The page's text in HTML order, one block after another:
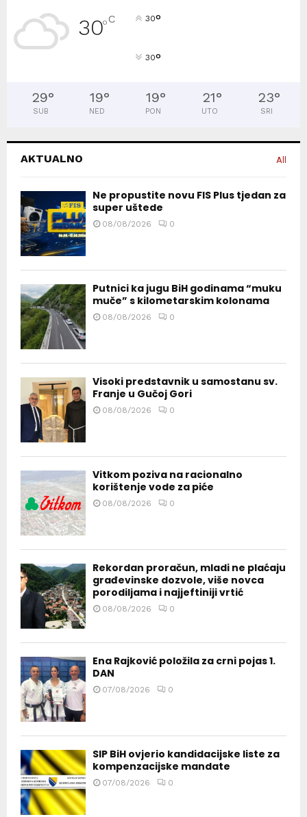
30°C 30°
30°
29°
SUB
19°
NED
19°
PON
21°
UTO
23°
SRI
AKTUALNO All
Ne propustite novu FIS Plus tjedan za
super uštede
08/08/2026 0
Putnici ka jugu BiH godinama “muku
muče” s kilometarskim kolonama
08/08/2026 0
Visoki predstavnik u samostanu sv.
Franje u Gučoj Gori
08/08/2026 0
Vitkom poziva na racionalno
korištenje vode za piće
08/08/2026 0
Rekordan proračun, mladi ne plaćaju
građevinske dozvole, više novca
porodiljama i najjeftiniji vrtić
08/08/2026 0
Ena Rajković položila za crni pojas 1.
DAN
07/08/2026 0
SIP BiH ovjerio kandidacijske liste za
kompenzacijske mandate
07/08/2026 0